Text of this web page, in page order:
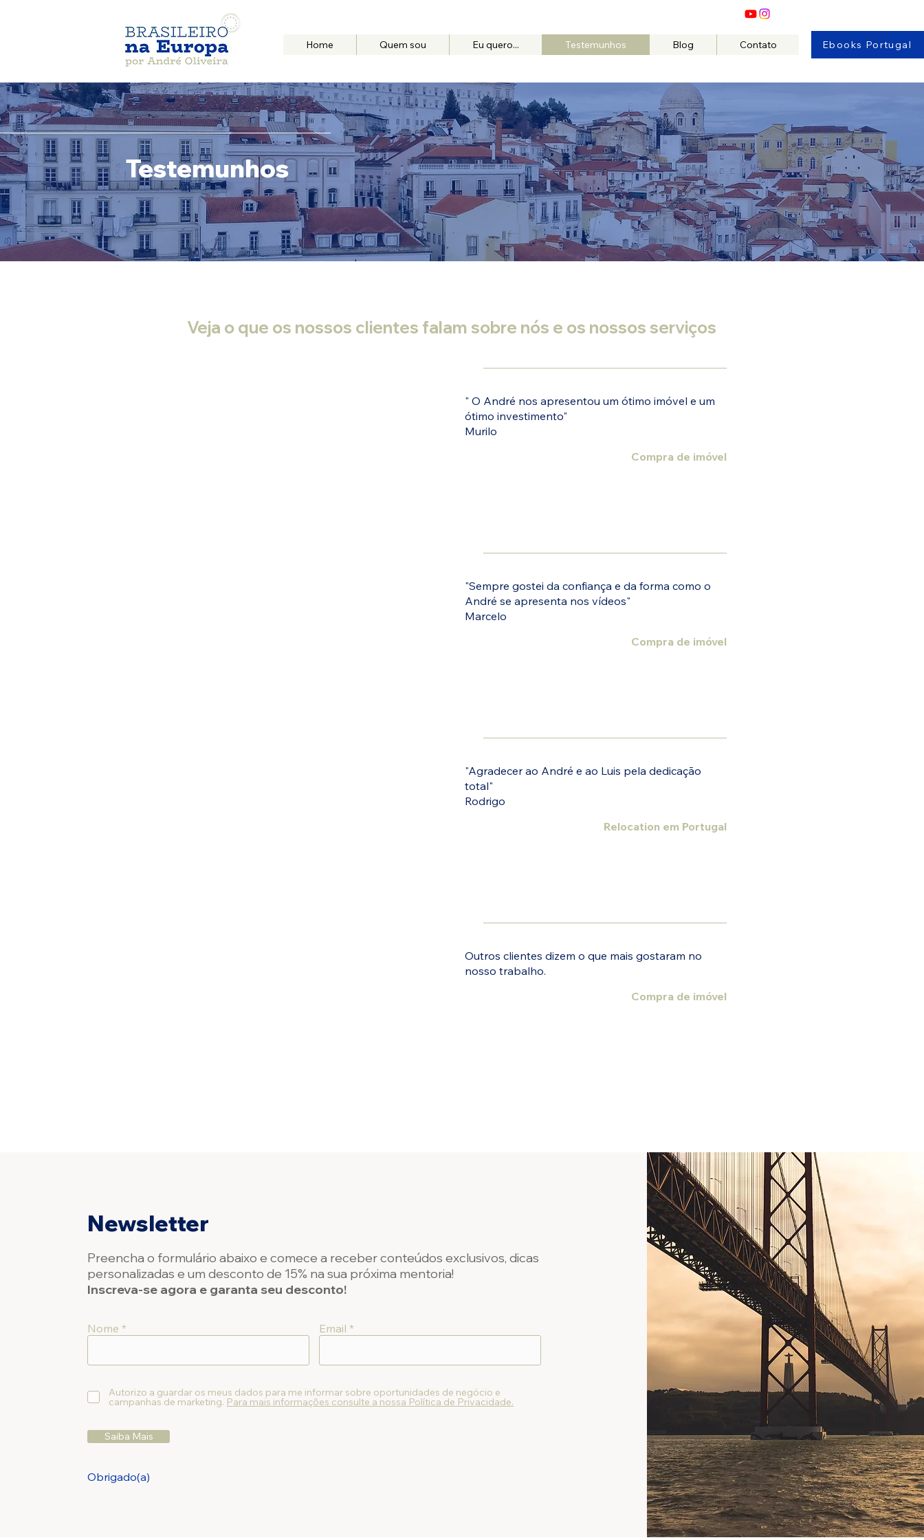
Home Quem sou Eu quero... Testemunhos Blog Contato Ebooks Portugal
Testemunhos
Veja o que os nossos clientes falam sobre nós e os nossos serviços
" O André nos apresentou um ótimo imóvel e um
ótimo investimento"
Murilo
Compra de imóvel
"Sempre gostei da confiança e da forma como o
André se apresenta nos vídeos"
Marcelo
Compra de imóvel
"Agradecer ao André e ao Luis pela dedicação
total"
Rodrigo
Relocation em Portugal
Outros clientes dizem o que mais gostaram no
nosso trabalho.
Compra de imóvel
Newsletter
Preencha o formulário abaixo e comece a receber conteúdos exclusivos, dicas
personalizadas e um desconto de 15% na sua próxima mentoria!
Inscreva-se agora e garanta seu desconto!
Nome Email
Autorizo a guardar os meus dados para me informar sobre oportunidades de negócio e
campanhas de marketing. Para mais informações consulte a nossa Política de Privacidade.
Saiba Mais
Obrigado(a)